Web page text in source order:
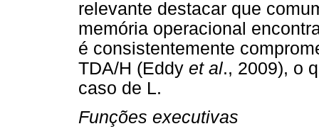
relevante destacar que
memória operacional
é consistentemente
TDA/H (Eddy et al., 2009), o
caso de L.
Funções executivas